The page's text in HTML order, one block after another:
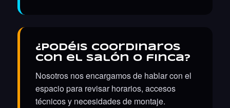
¿Podéis coordinaros
con el salón o finca?
Nosotros nos encargamos de hablar con el
espacio para revisar horarios, accesos
técnicos y necesidades de montaje.